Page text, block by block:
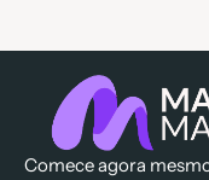
Comece agora